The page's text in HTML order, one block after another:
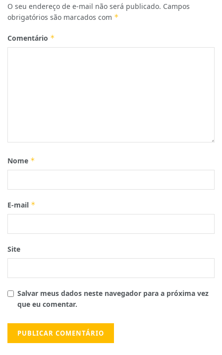
O seu endereço de e-mail não será publicado. Campos
obrigatórios são marcados com *
Comentário *
Nome *
E-mail *
Site
Salvar meus dados neste navegador para a próxima vez
que eu comentar.